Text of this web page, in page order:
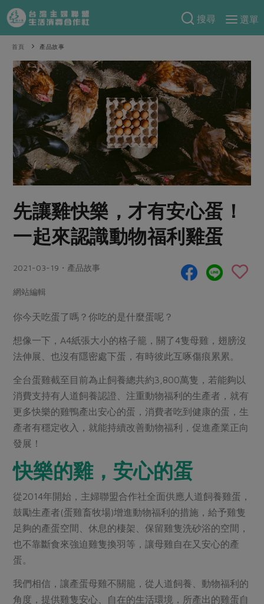
搜尋
選單
產品分類
當季蔬果
一籃菜 當令水果
芽苗類 蕈菇類
辛香料類
奶蛋豆・五穀
蛋 乳製品
豆製品 米麵雜糧
肉品・水產
畜產肉類
水畜加工品
調理食材・點心
調味醬料/南北貨 烘焙
保健食品
居家好物
美妝保養
家庭清潔 織品
防災用品
最新產品
優惠專區
素食專區
食譜料理
食材
米食
麵食
肉食
海鮮
常備菜
蛋料理
料理方式
烘焙．點心
湯品．鍋物
漬物
涼拌沙拉
飲品
異國料理
年菜食譜
節慶大餐
高麗菜海鮮煎餅
特別企畫
預購活動
把最好的台灣味帶回家！
防災用品預購圓滿結束
更多預購活動
合作25-經典快閃最後一週
合作25-精選產品第四彈
更多當季產品
議題活動
30%rPET紅烏龍茶
2024農業發展計畫年度報告
更多議題活動
把最好的台灣味帶回家！
綠主張
觀點文章
主婦食堂 一籃菜真心話
社內大小事 合作聯合國
產品故事 生活提案
樂齡生活 親子食育
廚房瑜伽
減硝酸鹽 惜食
非基改運動 支持本土農糧
公益金 食農教育
更多議題
生活者e週報
綠主張月刊
關於合作社
關於我們
合作社組織
產品檢驗
自主把關
檢驗報告
硝酸鹽檢驗
社員權益
合作社法規
社務專區
選舉專區
最新消息
媒體報導
下載專區
地區活動
首頁 產品故事
先讓雞快樂，才有安心蛋！
一起來認識動物福利雞蛋
2021-03-19・產品故事
網站編輯
你今天吃蛋了嗎？你吃的是什麼蛋呢？
想像一下，A4紙張大小的格子籠，關了4隻母雞，翅膀沒
法伸展、也沒有隱密處下蛋，有時彼此互啄傷痕累累。
全台蛋雞截至目前為止飼養總共約3,800萬隻，若能夠以
消費支持有人道飼養認證、注重動物福利的生產者，就有
更多快樂的雞鴨產出安心的蛋，消費者吃到健康的蛋，生
產者有穩定收入，就能持續改善動物福利，促進產業正向
發展！
快樂的雞，安心的蛋
從2014年開始，主婦聯盟合作社全面供應人道飼養雞蛋，
鼓勵生產者(蛋雞畜牧場)增進動物福利的措施，給予雞隻
足夠的產蛋空間、休息的棲架、保留雞隻洗砂浴的空間，
也不靠斷食來強迫雞隻換羽等，讓母雞自在又安心的產
蛋。
我們相信，讓產蛋母雞不關籠，從人道飼養、動物福利的
角度，提供雞隻安心、自在的生活環境，所產出的雞蛋自